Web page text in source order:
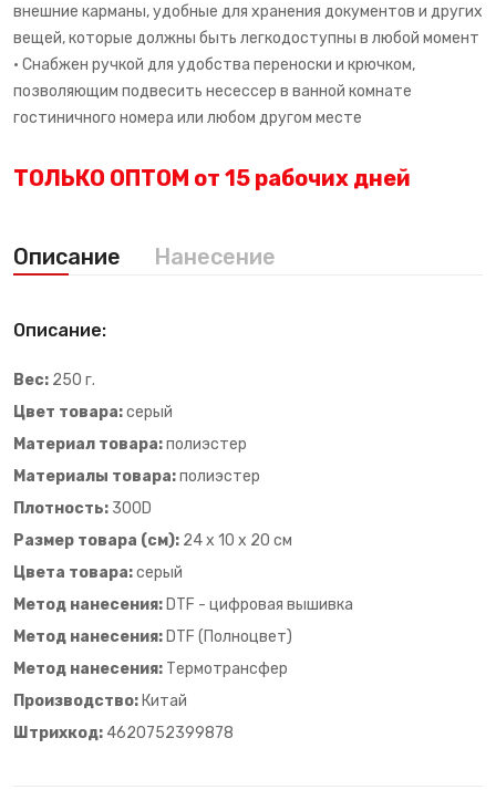
внешние карманы, удобные для хранения документов и других
вещей, которые должны быть легкодоступны в любой момент
• Снабжен ручкой для удобства переноски и крючком,
позволяющим подвесить несессер в ванной комнате
гостиничного номера или любом другом месте
ТОЛЬКО ОПТОМ от 15 рабочих дней
Описание Нанесение
Описание:
Вес: 250 г.
Цвет товара:серый
Материал товара:полиэстер
Материалы товара:полиэстер
Плотность: 300D
Размер товара (см): 24 х 10 х 20 см
Цвета товара:серый
Метод нанесения: DTF - цифровая вышивка
Метод нанесения: DTF (Полноцвет)
Метод нанесения: Термотрансфер
Производство: Китай
Штрихкод: 4620752399878